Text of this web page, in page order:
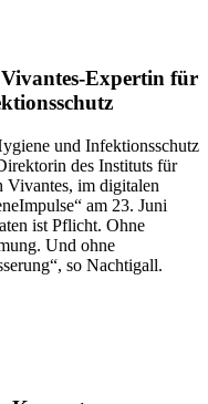
Expertin für
und Infektionsschutz
des Instituts für
im digitalen
am 23. Juni
ist Pflicht. Ohne
Und ohne
so Nachtigall.